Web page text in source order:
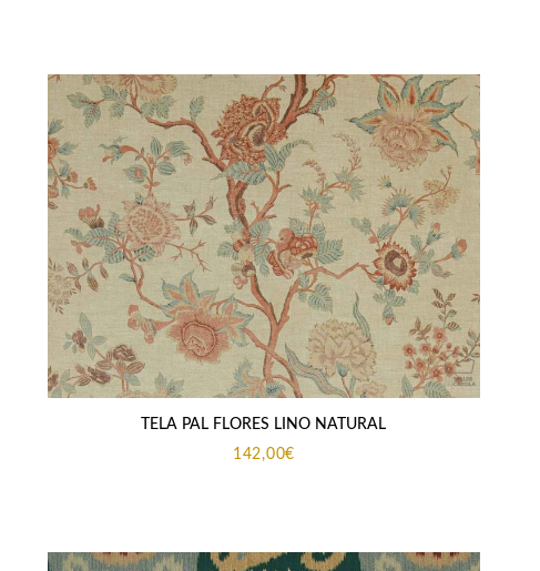
TELA PAL FLORES LINO NATURAL
142,00€